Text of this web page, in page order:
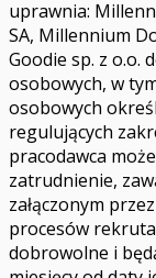
uprawnia:
SA, Millennium
Goodie sp. z o.o.
osobowych, w
osobowych
regulujących
pracodawca
zatrudnienie,
załączonym
procesów
dobrowolne i